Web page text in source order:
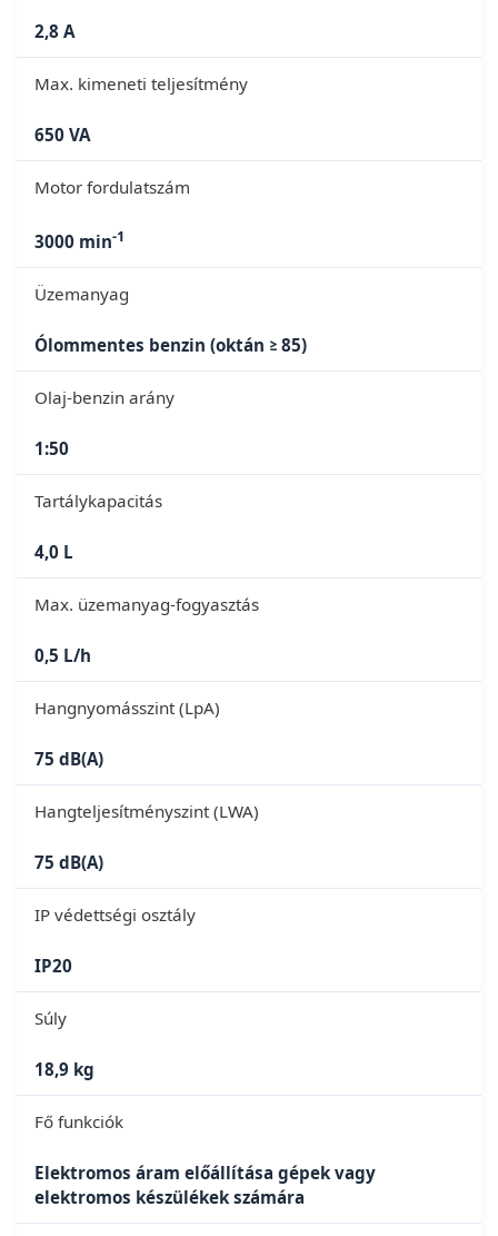
2,8 A
Max. kimeneti teljesítmény
650 VA
Motor fordulatszám
3000 min-1
Üzemanyag
Ólommentes benzin (oktán ≥ 85)
Olaj-benzin arány
1:50
Tartálykapacitás
4,0 L
Max. üzemanyag-fogyasztás
0,5 L/h
Hangnyomásszint (LpA)
75 dB(A)
Hangteljesítményszint (LWA)
75 dB(A)
IP védettségi osztály
IP20
Súly
18,9 kg
Fő funkciók
Elektromos áram előállítása gépek vagy
elektromos készülékek számára